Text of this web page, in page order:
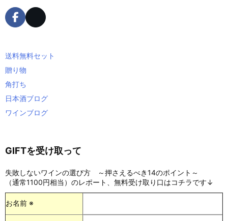
送料無料セット
贈り物
角打ち
日本酒ブログ
ワインブログ
GIFTを受け取って
失敗しないワインの選び方 ～押さえるべき14のポイント～
（通常1100円相当）のレポート、無料受け取り口はコチラです↓
お名前 ※